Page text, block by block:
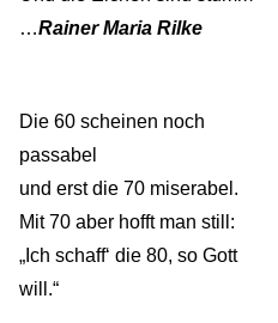
…Rainer Maria Rilke
Die 60 scheinen noch
passabel
und erst die 70 miserabel.
Mit 70 aber hofft man still:
„Ich schaff‘ die 80, so Gott
will.“